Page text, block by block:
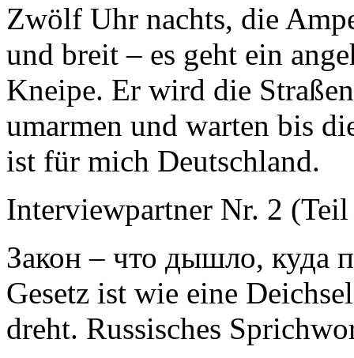
Zwölf Uhr nachts, die
und breit – es geht ein
Kneipe. Er wird die
umarmen und warten bis
ist für mich Deutschland.
Interviewpartner Nr. 2
Закон – что дышло, куда
Gesetz ist wie eine
dreht. Russisches